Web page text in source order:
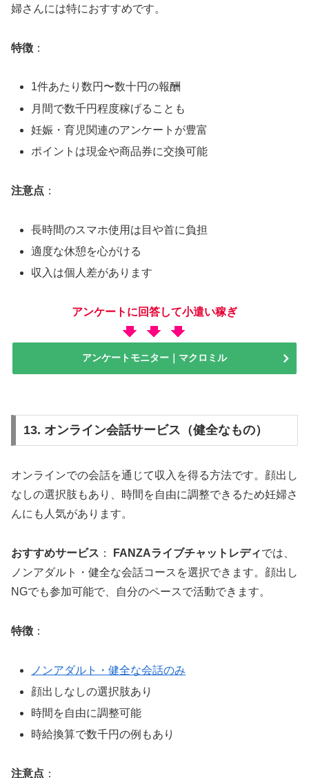
婦さんには特におすすめです。
特徴 ：
1件あたり数円〜数十円の報酬
月間で数千円程度稼げることも
妊娠・育児関連のアンケートが豊富
ポイントは現金や商品券に交換可能
注意点 ：
長時間のスマホ使用は目や首に負担
適度な休憩を心がける
収入は個人差があります
アンケートに回答して小遣い稼ぎ
アンケートモニター｜マクロミル
13. オンライン会話サービス（健全なもの）
オンラインでの会話を通じて収入を得る方法です。顔出し
なしの選択肢もあり、時間を自由に調整できるため妊婦さ
んにも人気があります。
おすすめサービス ： FANZAライブチャットレディでは、
ノンアダルト・健全な会話コースを選択できます。顔出し
NGでも参加可能で、自分のペースで活動できます。
特徴 ：
ノンアダルト・健全な会話のみ
顔出しなしの選択肢あり
時間を自由に調整可能
時給換算で数千円の例もあり
注意点 ：